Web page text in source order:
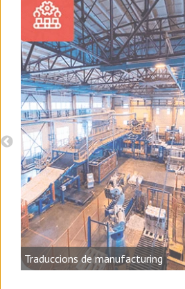
Traduccions de manufacturing